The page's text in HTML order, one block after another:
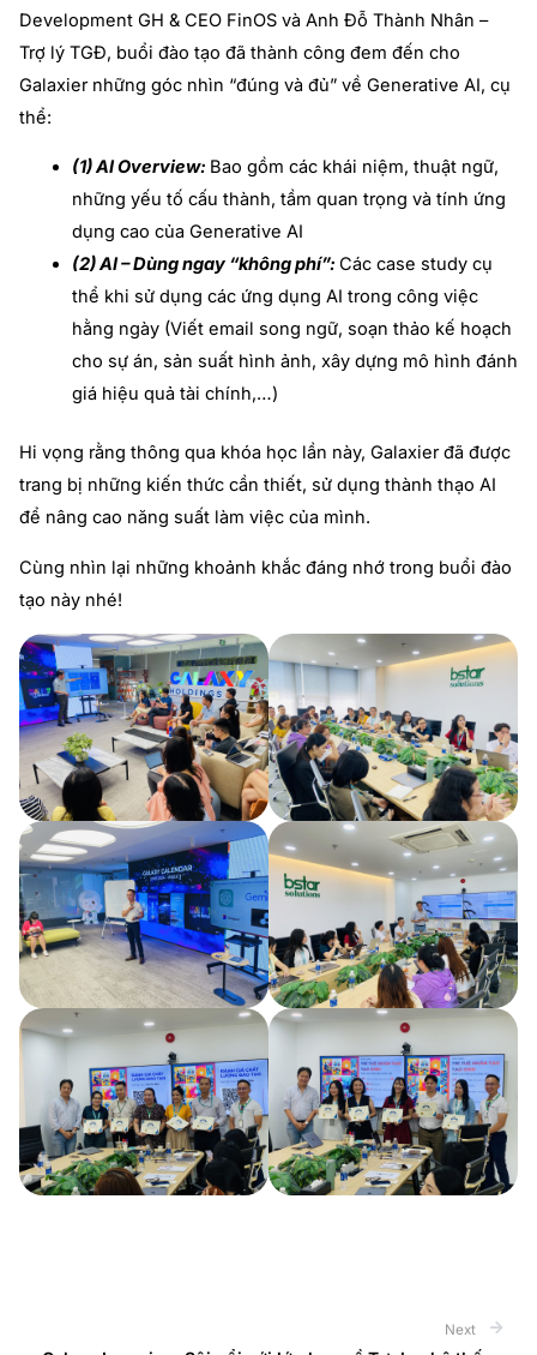
Development GH & CEO FinOS và Anh Đỗ Thành Nhân –
Trợ lý TGĐ, buổi đào tạo đã thành công đem đến cho
Galaxier những góc nhìn “đúng và đủ” về Generative AI, cụ
thể:
(1) AI Overview: Bao gồm các khái niệm, thuật ngữ,
những yếu tố cấu thành, tầm quan trọng và tính ứng
dụng cao của Generative AI
(2) AI – Dùng ngay “không phí”: Các case study cụ
thể khi sử dụng các ứng dụng AI trong công việc
hằng ngày (Viết email song ngữ, soạn thảo kế hoạch
cho sự án, sản suất hình ảnh, xây dựng mô hình đánh
giá hiệu quả tài chính,…)
Hi vọng rằng thông qua khóa học lần này, Galaxier đã được
trang bị những kiến thức cần thiết, sử dụng thành thạo AI
để nâng cao năng suất làm việc của mình.
Cùng nhìn lại những khoảnh khắc đáng nhớ trong buổi đào
tạo này nhé!
Next Next